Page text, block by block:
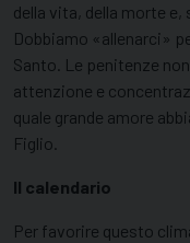
della vita, della morte
Dobbiamo «allenarci»
Santo. Le penitenze
attenzione e
quale grande amore
Figlio.
Il calendario
Per favorire questo